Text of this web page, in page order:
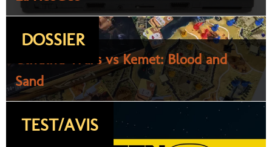
DOSSIER
Cthulhu Wars vs Kemet: Blood and
Sand
TEST/AVIS